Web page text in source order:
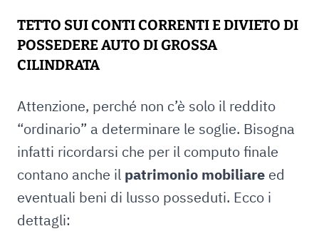
TETTO SUI CONTI CORRENTI E DIVIETO DI
POSSEDERE AUTO DI GROSSA
CILINDRATA
Attenzione, perché non c’è solo il reddito
“ordinario” a determinare le soglie. Bisogna
infatti ricordarsi che per il computo finale
contano anche il patrimonio mobiliare ed
eventuali beni di lusso posseduti. Ecco i
dettagli: